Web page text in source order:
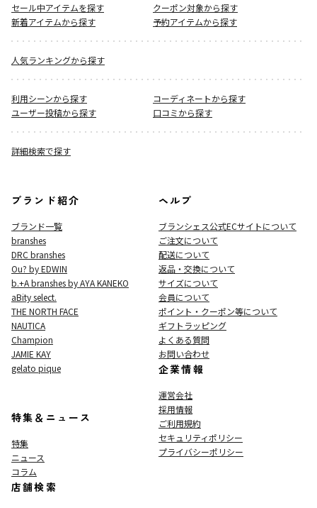
セール中アイテムを探す
クーポン対象から探す
新着アイテムから探す
予約アイテムから探す
人気ランキングから探す
利用シーンから探す
コーディネートから探す
ユーザー投稿から探す
口コミから探す
詳細検索で探す
ブランド紹介
ブランド一覧
branshes
DRC branshes
Ou? by EDWIN
b.+A branshes by AYA KANEKO
aBity select.
THE NORTH FACE
NAUTICA
Champion
JAMIE KAY
gelato pique
特集＆ニュース
特集
ニュース
コラム
店舗検索
ヘルプ
ブランシェス公式ECサイトについて
ご注文について
配送について
返品・交換について
サイズについて
会員について
ポイント・クーポン等について
ギフトラッピング
よくある質問
お問い合わせ
企業情報
運営会社
採用情報
ご利用規約
セキュリティポリシー
プライバシーポリシー